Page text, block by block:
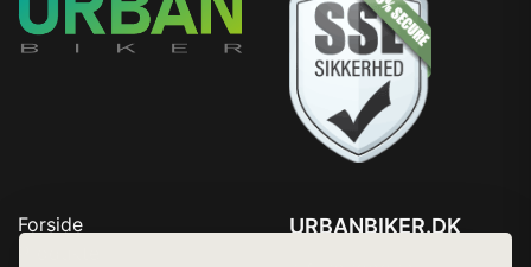
Forside
URBANBIKER.DK